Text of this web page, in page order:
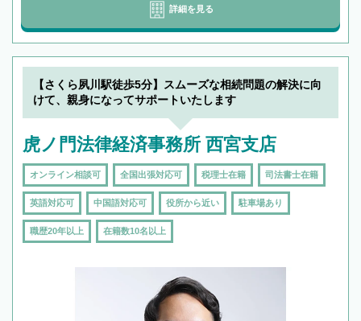
詳細を見る
【さくら夙川駅徒歩5分】スムーズな相続問題の解決に向
けて、親身になってサポートいたします
虎ノ門法律経済事務所 西宮支店
オンライン相談可 全国出張対応可 税理士在籍 司法書士在籍
英語対応可 中国語対応可 役所から近い 駐車場あり
職歴20年以上 在籍数10名以上